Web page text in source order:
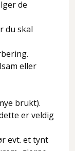
de
du skal
eller
brukt).
er veldig
evt. et tynt